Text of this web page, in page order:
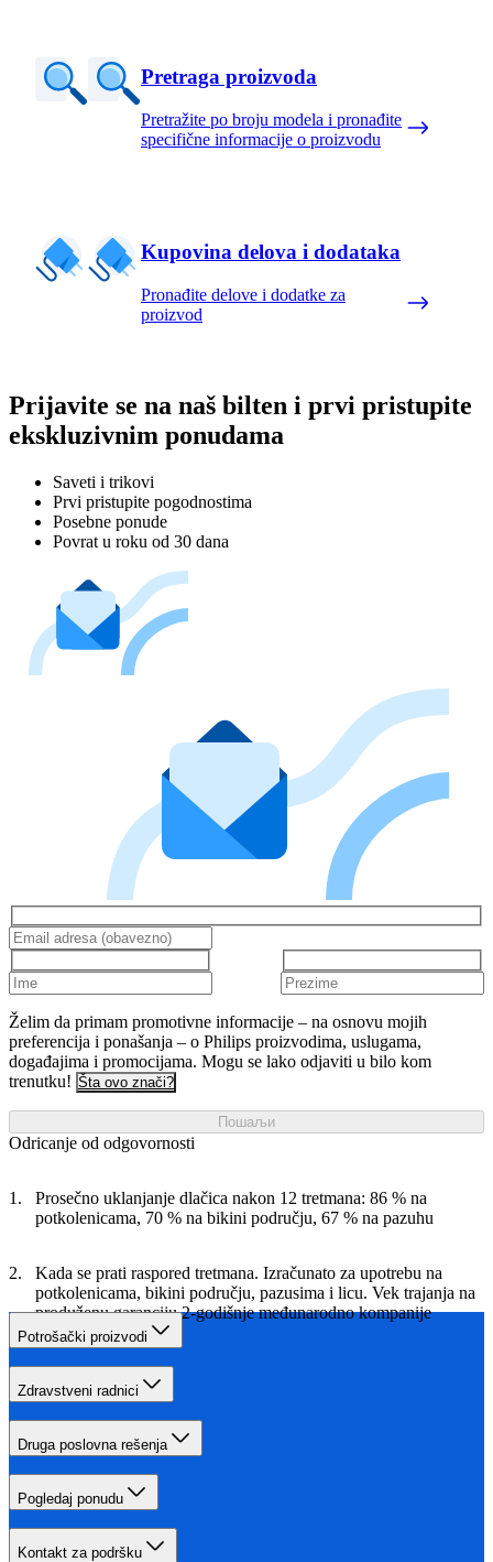
Pretraga proizvoda
Pretražite po broju modela i pronađite
specifične informacije o proizvodu
Kupovina delova i dodataka
Pronađite delove i dodatke za
proizvod
Prijavite se na naš bilten i prvi pristupite
ekskluzivnim ponudama
Saveti i trikovi
Prvi pristupite pogodnostima
Posebne ponude
Povrat u roku od 30 dana
Želim da primam promotivne informacije – na osnovu mojih
preferencija i ponašanja – o Philips proizvodima, uslugama,
događajima i promocijama. Mogu se lako odjaviti u bilo kom
trenutku! Šta ovo znači?
Пошаљи
Odricanje od odgovornosti
Prosečno uklanjanje dlačica nakon 12 tretmana: 86 % na
potkolenicama, 70 % na bikini području, 67 % na pazuhu
Kada se prati raspored tretmana. Izračunato za upotrebu na
potkolenicama, bikini području, pazusima i licu. Vek trajanja na
produženu garanciju 2-godišnje međunarodno kompanije
Philips
Potrošački proizvodi
Zdravstveni radnici
Druga poslovna rešenja
Pogledaj ponudu
Kontakt za podršku